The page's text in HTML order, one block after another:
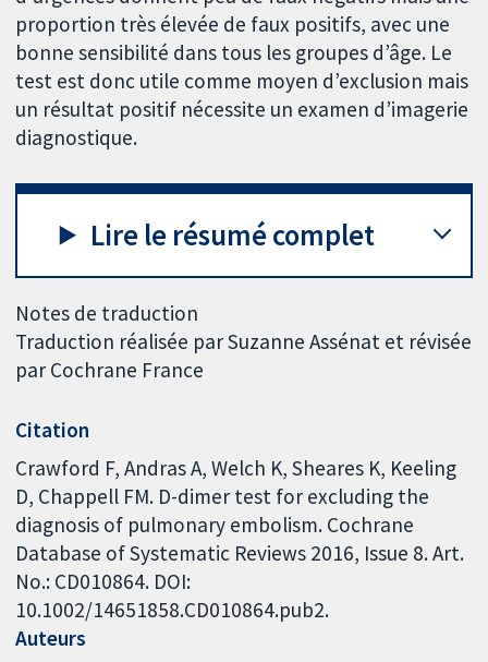
proportion très élevée de faux positifs, avec une
bonne sensibilité dans tous les groupes d’âge. Le
test est donc utile comme moyen d’exclusion mais
un résultat positif nécessite un examen d’imagerie
diagnostique.
Lire le résumé complet
Notes de traduction
Traduction réalisée par Suzanne Assénat et révisée
par Cochrane France
Citation
Crawford F, Andras A, Welch K, Sheares K, Keeling
D, Chappell FM. D-dimer test for excluding the
diagnosis of pulmonary embolism. Cochrane
Database of Systematic Reviews 2016, Issue 8. Art.
No.: CD010864. DOI:
10.1002/14651858.CD010864.pub2.
Auteurs